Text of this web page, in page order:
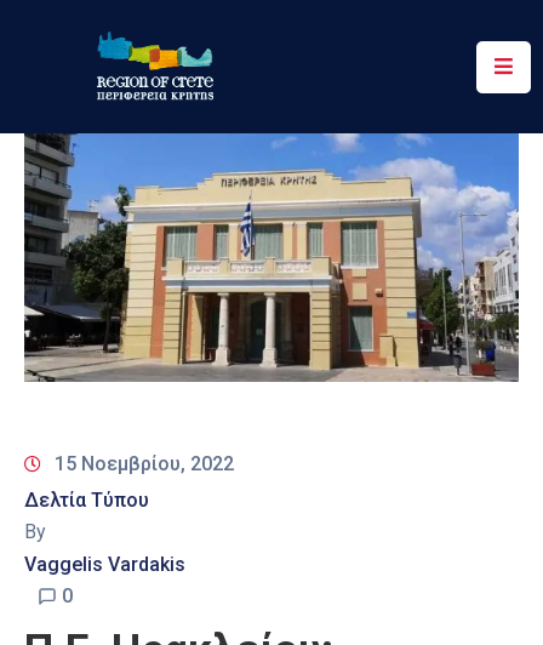
Περιφέρεια
Ενημέρωση
Έργα
&
Δράσεις
Ψηφιακές
Υπηρεσίες
15 Νοεμβρίου, 2022
Δελτία Τύπου
By
Vaggelis Vardakis
0